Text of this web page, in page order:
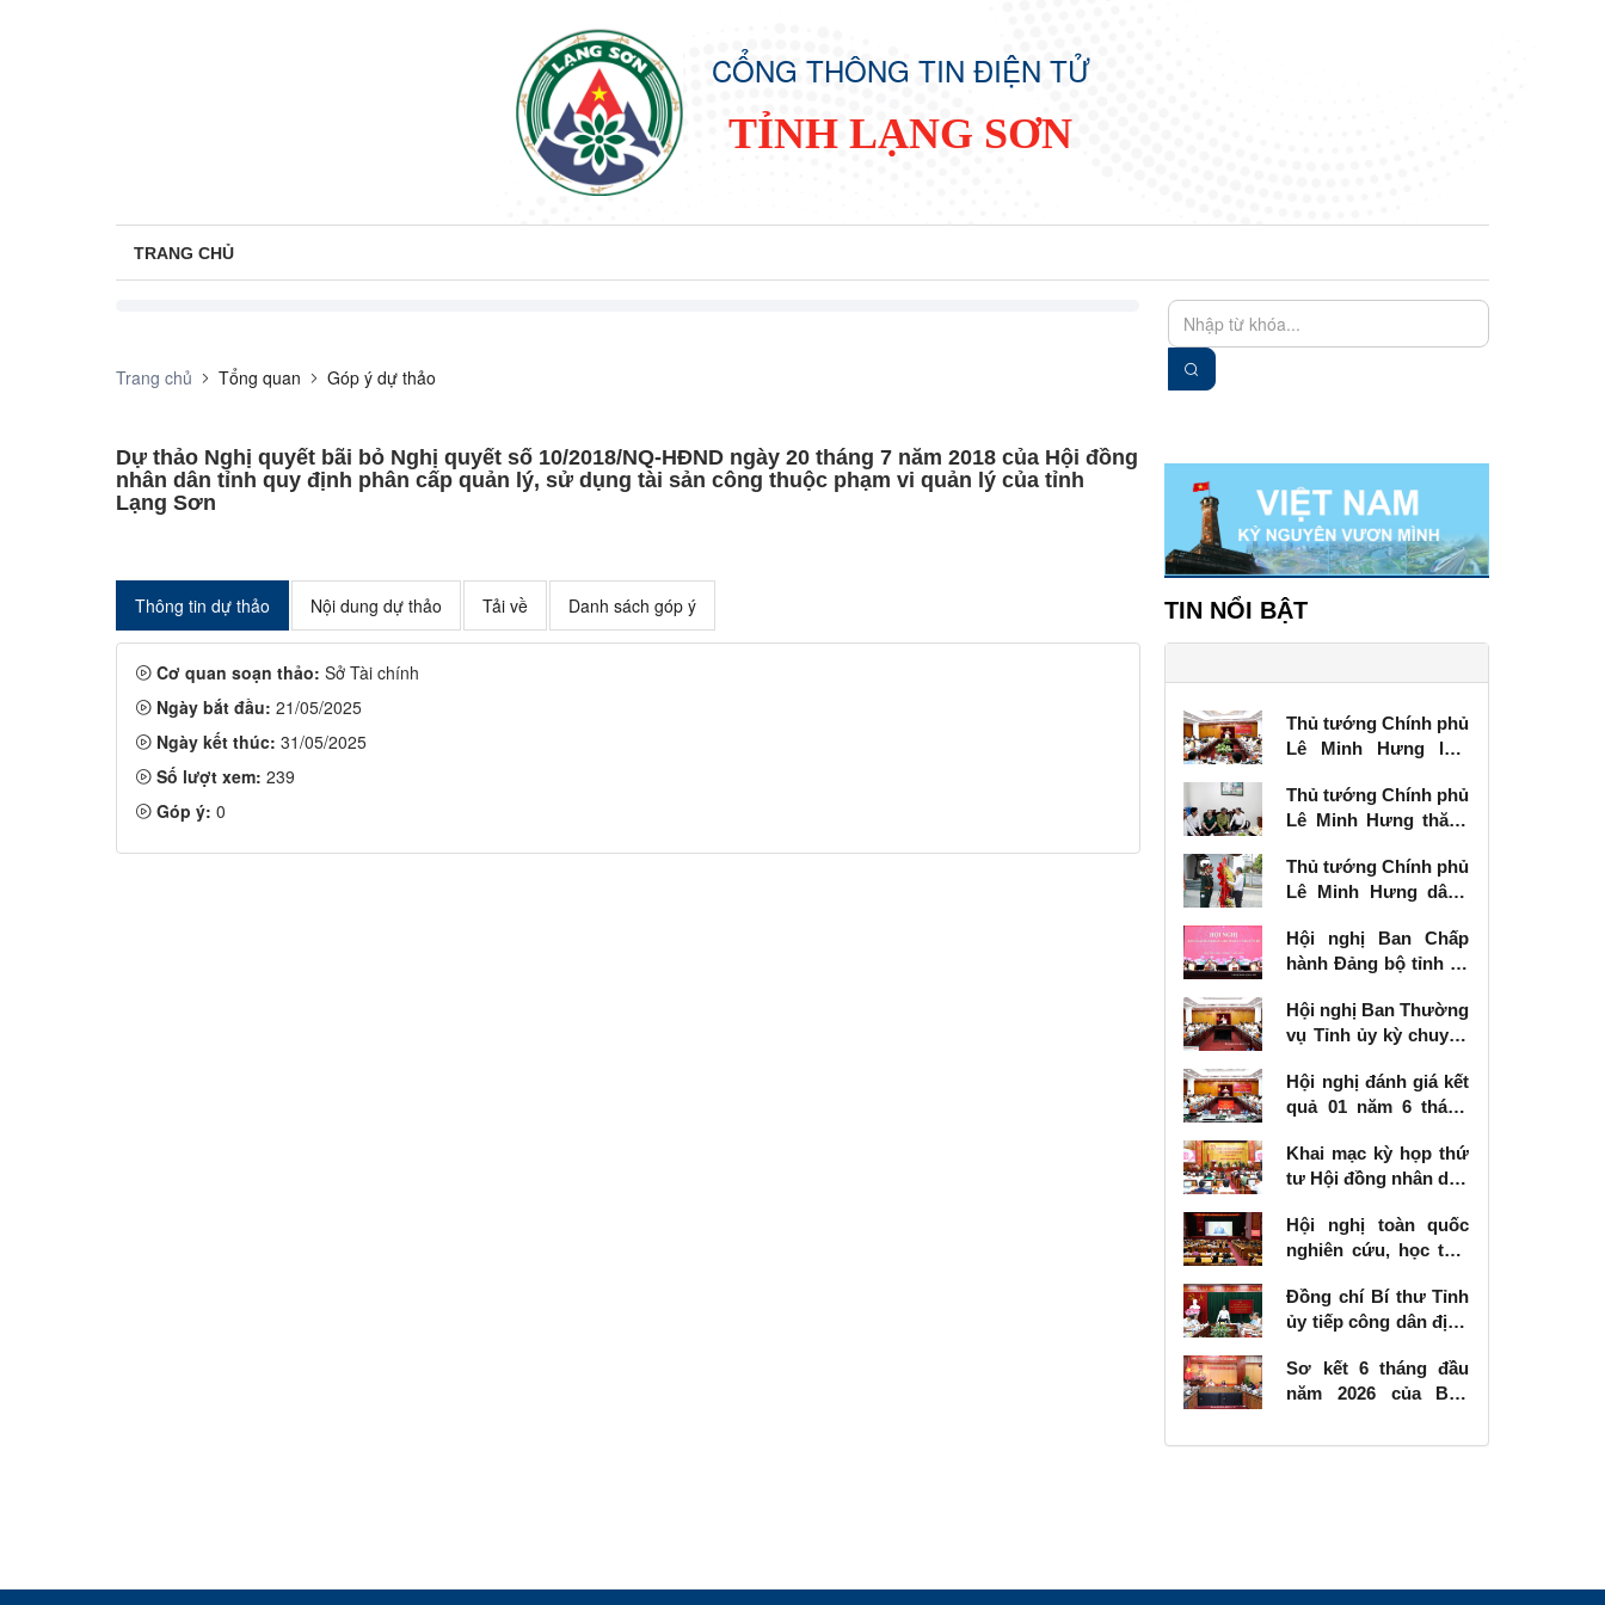
CỔNG THÔNG TIN ĐIỆN TỬ
TỈNH LẠNG SƠN
TRANG CHỦ
Trang chủ Tổng quan Góp ý dự thảo
Dự thảo Nghị quyết bãi bỏ Nghị quyết số 10/2018/NQ-HĐND ngày 20 tháng 7 năm 2018 của Hội đồng
nhân dân tỉnh quy định phân cấp quản lý, sử dụng tài sản công thuộc phạm vi quản lý của tỉnh
Lạng Sơn
Thông tin dự thảo Nội dung dự thảo Tải về Danh sách góp ý
Cơ quan soạn thảo: Sở Tài chính
Ngày bắt đầu: 21/05/2025
Ngày kết thúc: 31/05/2025
Số lượt xem: 239
Góp ý: 0
TIN NỔI BẬT
Thủ tướng Chính phủ
Lê Minh Hưng làm
vụ Tỉnh ủy Lạng Sơn
Thủ tướng Chính phủ
Lê Minh Hưng thăm,
binh tại Lạng Sơn
Thủ tướng Chính phủ
Lê Minh Hưng dâng
các Anh hùng liệt sĩ
tại Lạng Sơn
Hội nghị Ban Chấp
hành Đảng bộ tỉnh kỳ
Hội nghị Ban Thường
vụ Tỉnh ủy kỳ chuyên
Hội nghị đánh giá kết
quả 01 năm 6 tháng
số 57-NQ/TW
Khai mạc kỳ họp thứ
tư Hội đồng nhân dân
kỳ 2026 - 2031
Hội nghị toàn quốc
nghiên cứu, học tập,
khai thực hiện Nghị
quyết số 10-NQ/TW
phát triển kinh tế có
vốn đầu tư nước
Đồng chí Bí thư Tỉnh
ủy tiếp công dân định
Sơ kết 6 tháng đầu
năm 2026 của Ban
các công trình, dự án